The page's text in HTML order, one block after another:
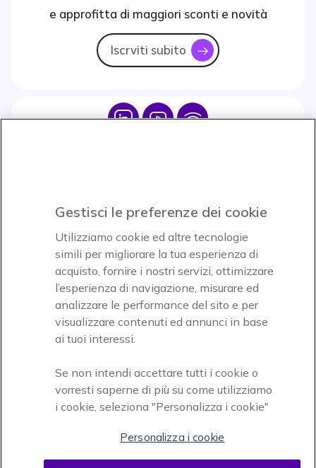
e approfitta di maggiori sconti e novità
Iscrviti subito icon
Icon IconIcon
Accettiamo
Onedirect, azienda del gruppo INCEPT
Gestisci le preferenze dei cookie
Utilizziamo cookie ed altre tecnologie
simili per migliorare la tua esperienza di
acquisto, fornire i nostri servizi, ottimizzare
l’esperienza di navigazione, misurare ed
analizzare le performance del sito e per
visualizzare contenuti ed annunci in base
ai tuoi interessi.
Se non intendi accettare tutti i cookie o
vorresti saperne di più su come utilizziamo
i cookie, seleziona "Personalizza i cookie"
Personalizza i cookie